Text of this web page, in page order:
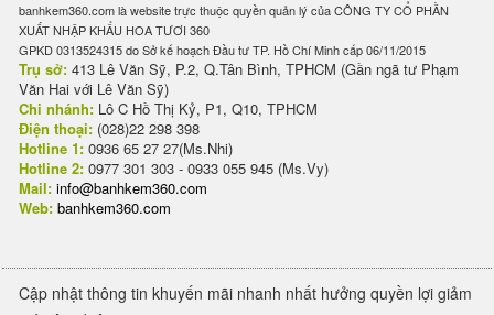
banhkem360.com là website trực thuộc quyền quản lý của CÔNG TY CỔ PHẦN
XUẤT NHẬP KHẨU HOA TƯƠI 360
GPKD 0313524315 do Sở kế hoạch Đầu tư TP. Hồ Chí Minh cấp 06/11/2015
Trụ sở: 413 Lê Văn Sỹ, P.2, Q.Tân Bình, TPHCM (Gần ngã tư Phạm
Văn Hai với Lê Văn Sỹ)
Chi nhánh: Lô C Hồ Thị Kỷ, P1, Q10, TPHCM
Điện thoại: (028)22 298 398
Hotline 1: 0936 65 27 27(Ms.Nhi)
Hotline 2: 0977 301 303 - 0933 055 945 (Ms.Vy)
Mail: info@banhkem360.com
Web: banhkem360.com
Cập nhật thông tin khuyến mãi nhanh nhất hưởng quyền lợi giảm